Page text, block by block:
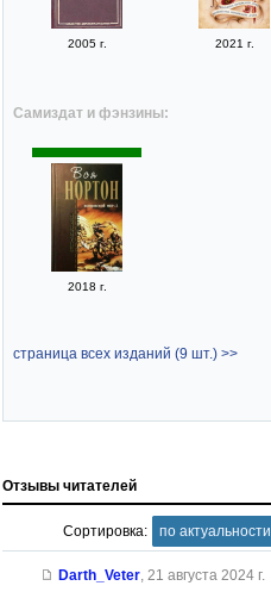
2005 г. 2021 г.
Самиздат и фэнзины:
2018 г.
страница всех изданий (9 шт.) >>
Отзывы читателей
Сортировка: по актуальности
Darth_Veter, 21 августа 2024 г.